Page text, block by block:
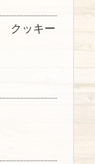
クッキー